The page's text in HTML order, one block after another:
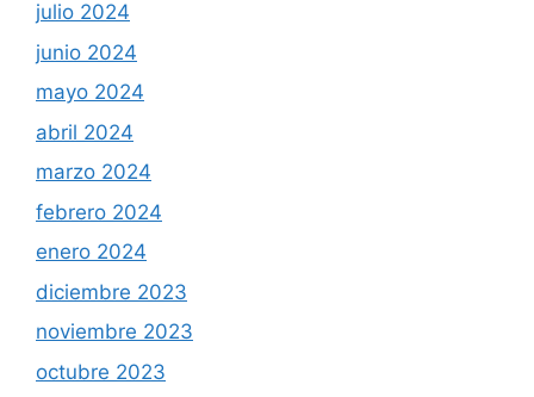
julio 2024
junio 2024
mayo 2024
abril 2024
marzo 2024
febrero 2024
enero 2024
diciembre 2023
noviembre 2023
octubre 2023